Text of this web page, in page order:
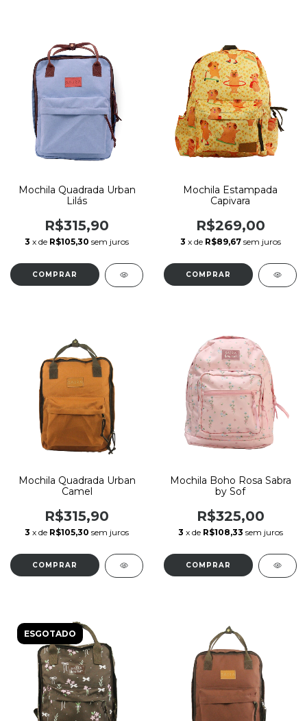
Mochila Quadrada Urban
Lilás
R$315,90
3 x de R$105,30 sem juros
Mochila Estampada
Capivara
R$269,00
3 x de R$89,67 sem juros
Mochila Quadrada Urban
Camel
R$315,90
3 x de R$105,30 sem juros
Mochila Boho Rosa Sabra
by Sof
R$325,00
3 x de R$108,33 sem juros
ESGOTADO